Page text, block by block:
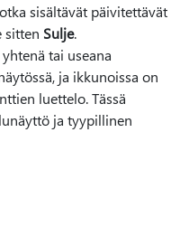
sisältävät päivitettävät
sitten Sulje.
tai useana
ja ikkunoissa on
luettelo. Tässä
ja tyypillinen